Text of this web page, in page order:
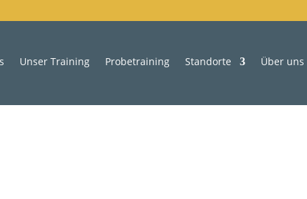
Unser Training Probetraining Standorte Über uns